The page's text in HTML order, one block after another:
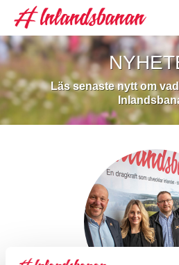
Hoppa
huvudinnehåll
Läs senaste nytt om